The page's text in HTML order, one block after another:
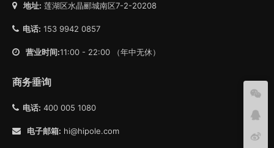
地址: 莲湖区水晶郦城南区7-2-20208
电话: 153 9942 0857
营业时间:11:00 - 22:00 （年中无休）
商务垂询
电话: 400 005 1080
电子邮箱: hi@hipole.com